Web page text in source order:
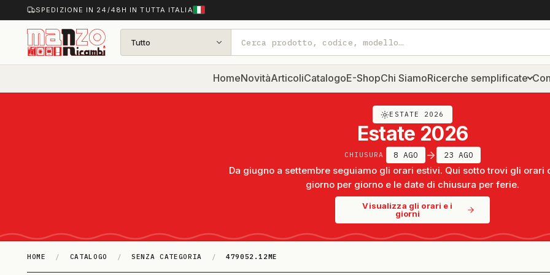
SPEDIZIONE IN 24/48H IN TUTTA ITALIA
Tutto
HomeNovitàArticoliCatalogoE-ShopChi SiamoRicerche semplificate
ESTATE 2026
Estate 2026
CHIUSURA 8 AGO 23 AGO
Da giugno a settembre seguiamo gli orari estivi. Qui sotto trovi gli orari
giorno per giorno e le date di chiusura per ferie.
Visualizza gli orari e i
giorni
HOME / CATALOGO / SENZA CATEGORIA / 479052.12ME